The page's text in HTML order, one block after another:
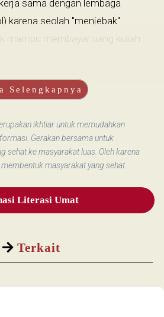
Terkait
sama dengan lembaga
karena seolah "menjebak"
mampu membayar uang kuliah
Selengkapnya
ikhtiar untuk memudahkan
Gerakan bersama untuk
sehat ke masyarakat luas. Oleh karena
masyarakat yang sehat.
Literasi Umat